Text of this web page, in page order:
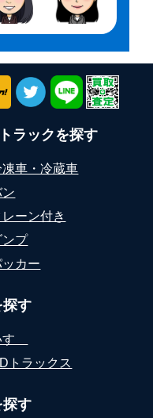
ラックを探す
凍車・冷蔵車
レーン付き
ンプ
ッカー
探す
ゞ
トラックス
探す